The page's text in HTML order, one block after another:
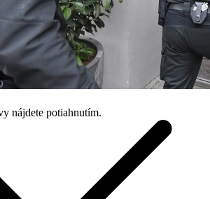
nájdete potiahnutím.